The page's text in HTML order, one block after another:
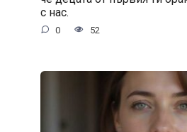
с нас.
0 52